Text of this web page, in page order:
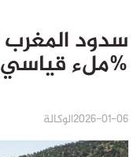
سدود المغرب
ملء قياسي بنسبة 43.9%
الوكالة2026-01-06